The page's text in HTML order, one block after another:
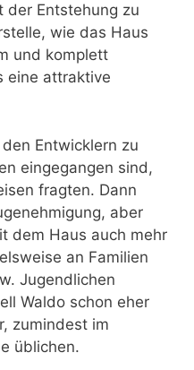
der Entstehung zu
wie das Haus
und komplett
eine attraktive
Entwicklern zu
eingegangen sind,
fragten. Dann
aber
dem Haus auch mehr
an Familien
Jugendlichen
Waldo schon eher
zumindest im
üblichen.